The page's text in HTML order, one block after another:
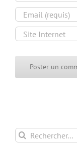
Rechercher: